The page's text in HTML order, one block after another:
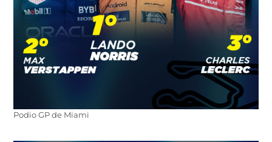
Podio GP de Miami